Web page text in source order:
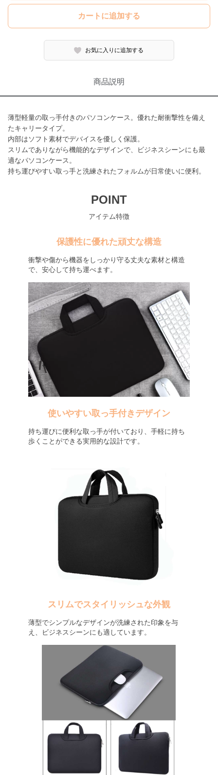
カートに追加する
お気に入りに追加する
商品説明
薄型軽量の取っ手付きのパソコンケース。優れた耐衝撃性を備え
たキャリータイプ。
内部はソフト素材でデバイスを優しく保護。
スリムでありながら機能的なデザインで、ビジネスシーンにも最
適なパソコンケース。
持ち運びやすい取っ手と洗練されたフォルムが日常使いに便利。
POINT
アイテム特徴
保護性に優れた頑丈な構造
衝撃や傷から機器をしっかり守る丈夫な素材と構造
で、安心して持ち運べます。
使いやすい取っ手付きデザイン
持ち運びに便利な取っ手が付いており、手軽に持ち
歩くことができる実用的な設計です。
スリムでスタイリッシュな外観
薄型でシンプルなデザインが洗練された印象を与
え、ビジネスシーンにも適しています。